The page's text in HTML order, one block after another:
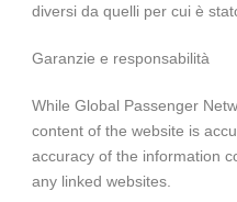
diversi da quelli per cui è
Garanzie e responsabilità
While Global Passenger
content of the website is
accuracy of the information
any linked websites.